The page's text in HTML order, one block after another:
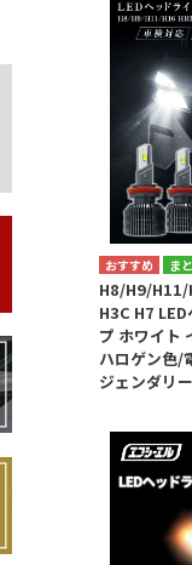
ま
H8/H9/H11/
H3C H7
プ ホワイト
ハロゲン色/
ジェンダリー